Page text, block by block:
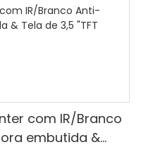
com IR/Branco
embutida &